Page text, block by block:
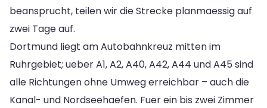
beansprucht, teilen wir die Strecke planmaessig auf
zwei Tage auf.
Dortmund liegt am Autobahnkreuz mitten im
Ruhrgebiet; ueber A1, A2, A40, A42, A44 und A45 sind
alle Richtungen ohne Umweg erreichbar – auch die
Kanal- und Nordseehaefen. Fuer ein bis zwei Zimmer